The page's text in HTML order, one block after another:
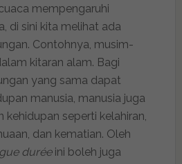
mempengaruhi
di sini kita melihat ada
Contohnya, musim-
kitaran alam. Bagi
yang sama dapat
manusia, manusia juga
kehidupan seperti kelahiran,
dan kematian. Oleh
durée ini boleh juga